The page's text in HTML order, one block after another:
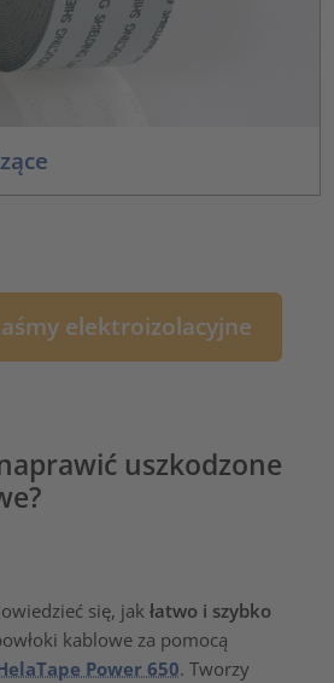
elektroizolacyjne
uszkodzone
się, jakłatwo i szybko
kablowe za pomocą
Power 650. Tworzy